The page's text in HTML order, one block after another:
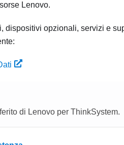
Lenovo.
dispositivi opzionali, servizi e
di Lenovo per ThinkSystem.